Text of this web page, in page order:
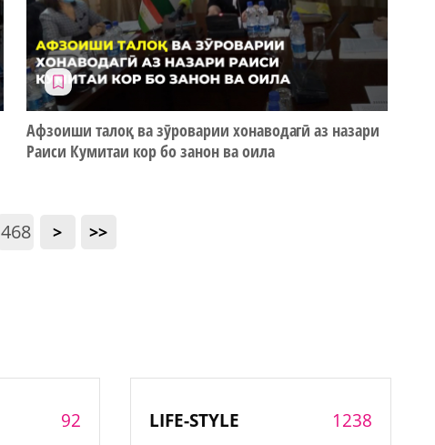
Афзоиши талоқ ва зӯроварии хонаводагӣ аз назари
Раиси Кумитаи кор бо занон ва оила
468 > >>
92 LIFE-STYLE 1238